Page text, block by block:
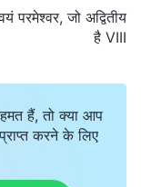
जो अद्वितीय
है VIII
हैं, तो क्या आप
करने के लिए